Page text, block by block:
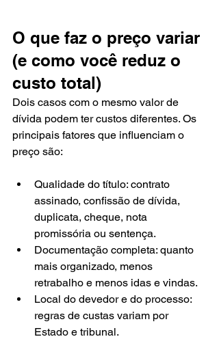
O que faz o preço variar
(e como você reduz o
custo total)
Dois casos com o mesmo valor de
dívida podem ter custos diferentes. Os
principais fatores que influenciam o
preço são:
Qualidade do título: contrato
assinado, confissão de dívida,
duplicata, cheque, nota
promissória ou sentença.
Documentação completa: quanto
mais organizado, menos
retrabalho e menos idas e vindas.
Local do devedor e do processo:
regras de custas variam por
Estado e tribunal.